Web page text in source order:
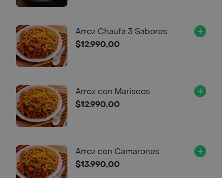
Arroz Chaufa 3 Sabores
$12.990,00
Arroz con Mariscos
$12.990,00
Arroz con Camarones
$13.990,00